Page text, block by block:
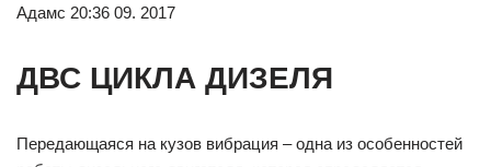
Адамс 20:36 09. 2017
ДВС ЦИКЛА ДИЗЕЛЯ
Передающаяся на кузов вибрация – одна из особенностей